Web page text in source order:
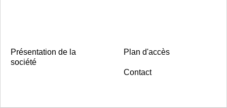
Présentation de la
société
Plan d'accès
Contact